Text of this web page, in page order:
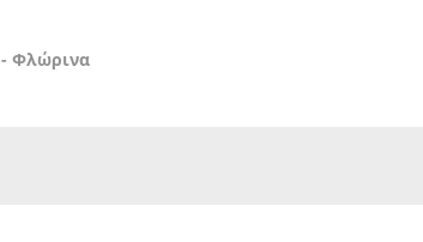
Φλώρινα